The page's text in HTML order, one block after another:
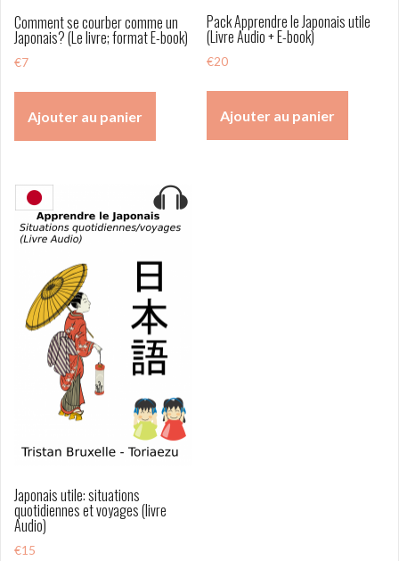
Comment se courber comme un
Japonais? (Le livre; format E-book)
€7
Ajouter au panier
Pack Apprendre le Japonais utile
(Livre Audio + E-book)
€20
Ajouter au panier
Japonais utile: situations
quotidiennes et voyages (livre
Audio)
€15